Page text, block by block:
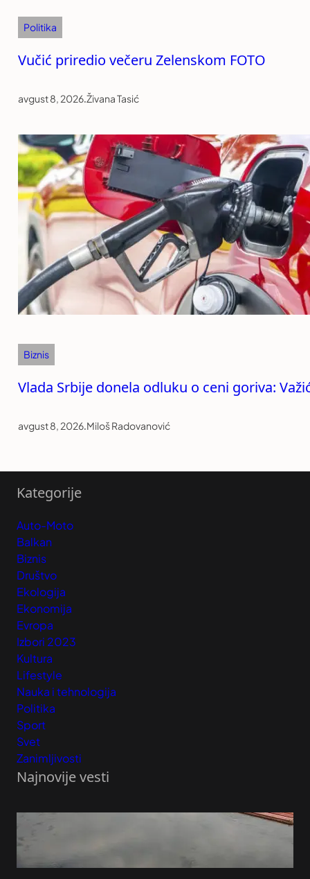
Politika
Vučić priredio večeru Zelenskom FOTO
avgust 8, 2026.Živana Tasić
Biznis
Vlada Srbije donela odluku o ceni goriva:
avgust 8, 2026.Miloš Radovanović
Kategorije
Auto-Moto
Balkan
Biznis
Društvo
Ekologija
Ekonomija
Evropa
Izbori 2023
Kultura
Lifestyle
Nauka i tehnologija
Politika
Sport
Svet
Zanimljivosti
Najnovije vesti